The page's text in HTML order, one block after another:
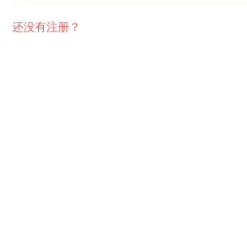
还没有注册？